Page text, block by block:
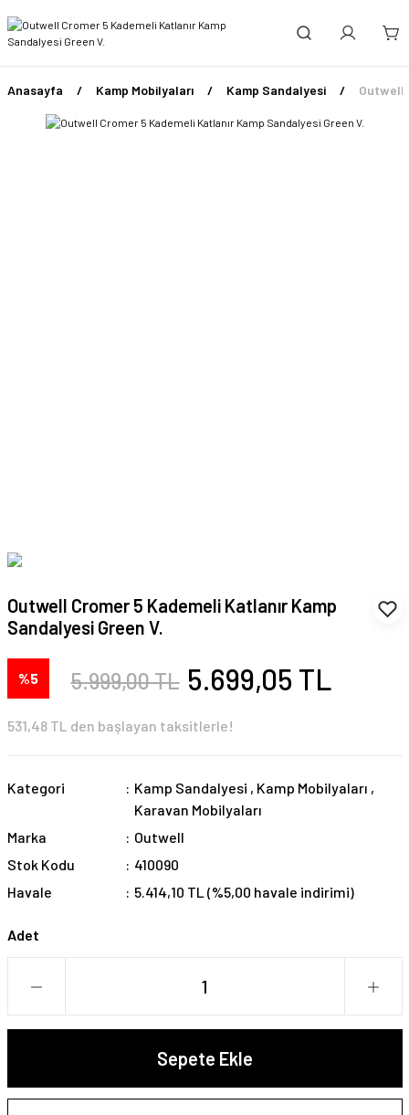
Anasayfa Kamp Mobilyaları Kamp Sandalyesi Outwell
Outwell Cromer 5 Kademeli Katlanır Kamp
Sandalyesi Green V.
%5 5.999,00 TL 5.699,05 TL
531,48 TL den başlayan taksitlerle!
Kategori Kamp Sandalyesi , Kamp Mobilyaları ,
Karavan Mobilyaları
Marka
Outwell
Stok Kodu
410090
Havale
5.414,10 TL (%5,00 havale indirimi)
Adet
Sepete Ekle